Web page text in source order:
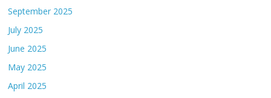
September 2025
July 2025
June 2025
May 2025
April 2025